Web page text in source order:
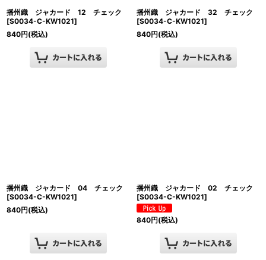
播州織 ジャカード 12 チェック
[S0034-C-KW1021]
840円(税込)
播州織 ジャカード 32 チェック
[S0034-C-KW1021]
840円(税込)
播州織 ジャカード 04 チェック
[S0034-C-KW1021]
840円(税込)
播州織 ジャカード 02 チェック
[S0034-C-KW1021]
840円(税込)